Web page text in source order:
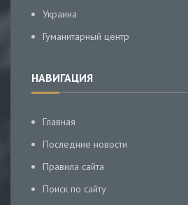
Украина
Гуманитарный центр
НАВИГАЦИЯ
Главная
Последние новости
Правила сайта
Поиск по сайту